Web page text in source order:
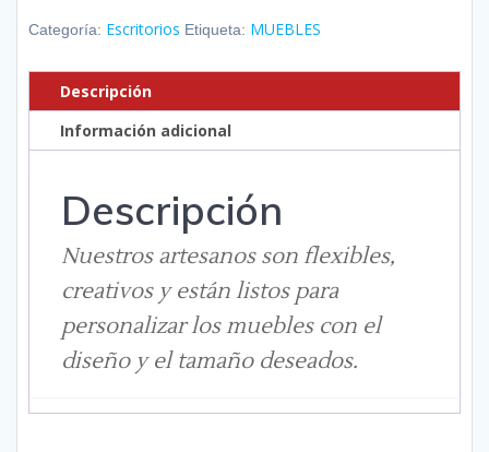
Categoría: Escritorios Etiqueta: MUEBLES
Descripción
Información adicional
Descripción
Nuestros artesanos son flexibles,
creativos y están listos para
personalizar los muebles con el
diseño y el tamaño deseados.